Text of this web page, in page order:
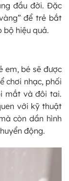
đầu đời. Đặc
để trẻ bắt
bộ hiệu quả.
em, bé sẽ được
chơi nhạc, phối
mắt và đôi tai.
với kỹ thuật
còn dần hình
động.